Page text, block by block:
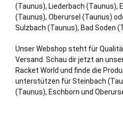
(Taunus), Liederbach (Taunus),
(Taunus), Oberursel (Taunus)
Sulzbach (Taunus), Bad Soden
Unser Webshop steht für
Versand. Schau dir jetzt an
Racket World und finde die
unterstützen für Steinbach
(Taunus), Eschborn und